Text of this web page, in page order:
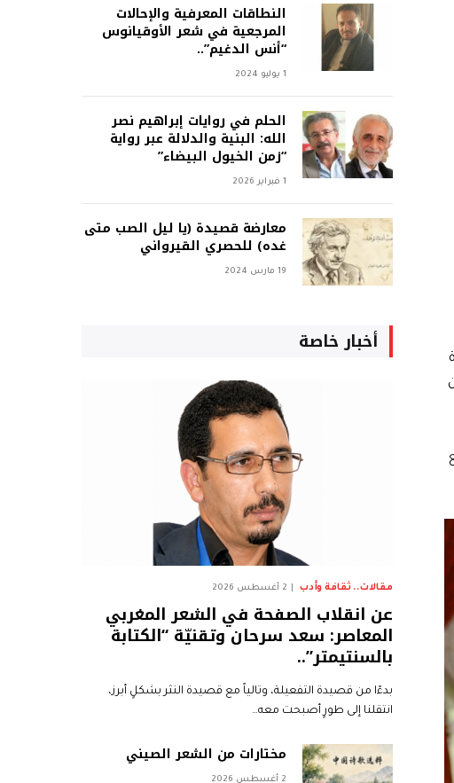
النطاقات المعرفية والإحالات
المرجعية في شعر الأوقيانوس
“أنس الدغيم”..
1 يوليو 2024
الحلم في روايات إبراهيم نصر
الله: البنية والدلالة عبر رواية
“زمن الخيول البيضاء”
1 فبراير 2026
معارضة قصيدة (يا ليل الصب متى
غده) للحصري القيرواني
19 مارس 2024
أخبار خاصة
مقالات.. ثقافة وأدب 2 أغسطس 2026
عن انقلاب الصفحة في الشعر المغربي
المعاصر: سعد سرحان وتقنيّة “الكتابة
بالسنتيمتر”..
بدءًا من قصيدة التفعيلة، وتالياً مع قصيدة النثر بشكلٍ أبرز،
انتقلنا إلى طورٍ أصبحت معه…
مختارات من الشعر الصيني
2 أغسطس 2026